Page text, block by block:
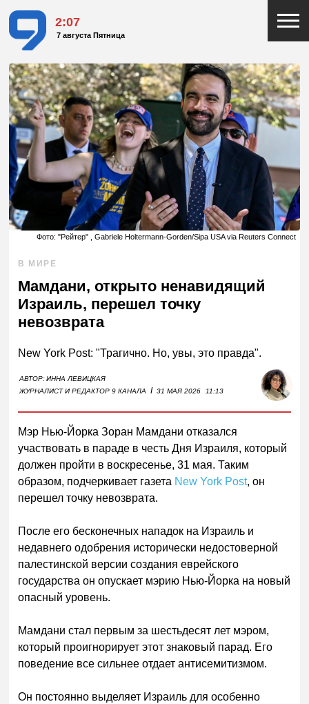
2:07
7 августа Пятница
Фото: "Рейтер" , Gabriele Holtermann-Gorden/Sipa USA via Reuters Connect
В МИРЕ
Мамдани, открыто ненавидящий
Израиль, перешел точку
невозврата
New York Post: "Трагично. Но, увы, это правда".
АВТОР:ИННА ЛЕВИЦКАЯ
ЖУРНАЛИСТ И РЕДАКТОР 9 КАНАЛА
I 31 МАЯ 2026 11:13
Мэр Нью-Йорка Зоран Мамдани отказался
участвовать в параде в честь Дня Израиля, который
должен пройти в воскресенье, 31 мая. Таким
образом, подчеркивает газета New York Post, он
перешел точку невозврата.
После его бесконечных нападок на Израиль и
недавнего одобрения исторически недостоверной
палестинской версии создания еврейского
государства он опускает мэрию Нью-Йорка на новый
опасный уровень.
Мамдани стал первым за шестьдесят лет мэром,
который проигнорирует этот знаковый парад. Его
поведение все сильнее отдает антисемитизмом.
Он постоянно выделяет Израиль для особенно